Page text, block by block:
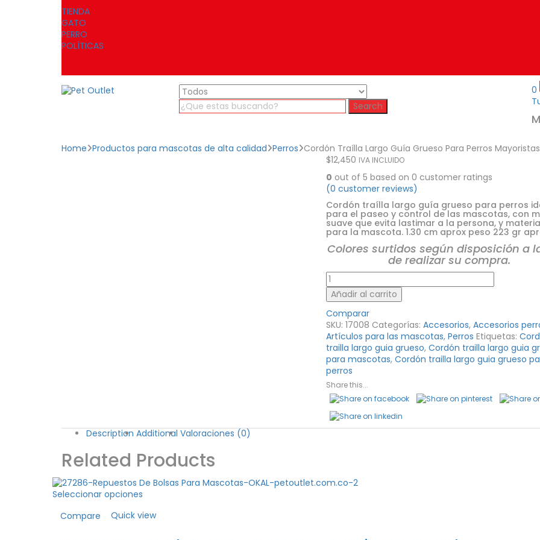
TIENDA
GATO
PERRO
POLÍTICAS
Search
0
Home Productos para mascotas de alta calidad Perros Cordón Traílla Largo Guía Grueso Para Perros
$12,450 IVA INCLUIDO
0 out of 5 based on 0 customer ratings
(0 customer reviews)
Cordón traílla largo guía grueso para perros
para el paseo y control de las mascotas, con
suave que evita lastimar a la persona, y
para la mascota. 1.30 cm aprox peso 223 gr
Colores surtidos según disposición a
de realizar su compra.
Cordón
Traílla
Largo
Guía
Grueso
Para
Perros
Mayoristas
PetOutlet
cantidad
Añadir al carrito
Comparar
SKU: 17008 Categorías: Accesorios, Accesorios
Artículos para las mascotas, Perros Etiquetas:
trailla largo guia grueso, Cordón trailla largo guia
para mascotas, Cordón trailla largo guia grueso
perros
Share this...
Description Additional Valoraciones (0)
Related Products
Seleccionar opciones
Compare
Quick view